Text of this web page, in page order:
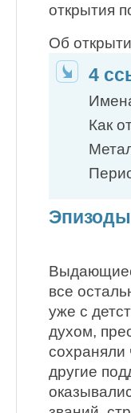
открытия
Об
4
Как
все
уже с
духом,
сохраняли
другие